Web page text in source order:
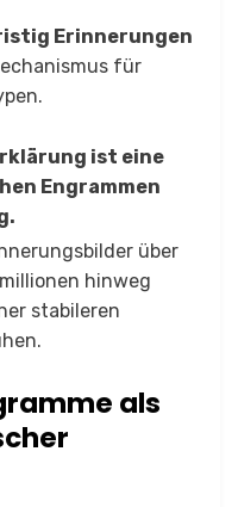
Erinnerungen
für
ist eine
Engrammen
über
hinweg
stabileren
als